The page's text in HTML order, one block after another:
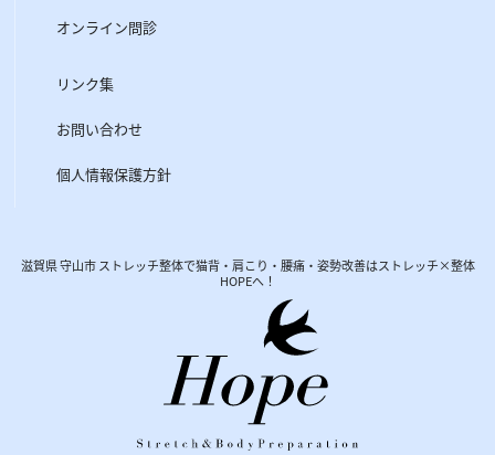
オンライン問診
リンク集
お問い合わせ
個人情報保護方針
滋賀県 守山市 ストレッチ整体で猫背・肩こり・腰痛・姿勢改善はストレッチ×整体
HOPEへ！